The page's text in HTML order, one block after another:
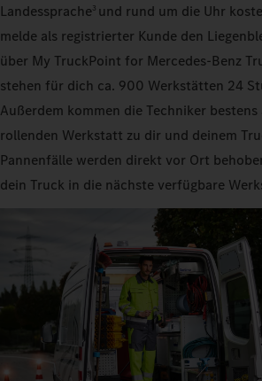
Landessprache3 und rund um die Uhr
melde als registrierter Kunde den
über My TruckPoint for Mercedes‑Benz
stehen für dich ca. 900 Werkstätten 24
Außerdem kommen die Techniker
rollenden Werkstatt zu dir und deinem
Pannenfälle werden direkt vor Ort
dein Truck in die nächste verfügbare